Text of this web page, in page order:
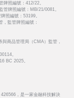
照編號：412/22。
牌照編號：MB/21/0081。
照編號：53199。
監管牌照編號：
商品管理局（CMA）監管，
。
BC 2025。
，是一家金融科技解決